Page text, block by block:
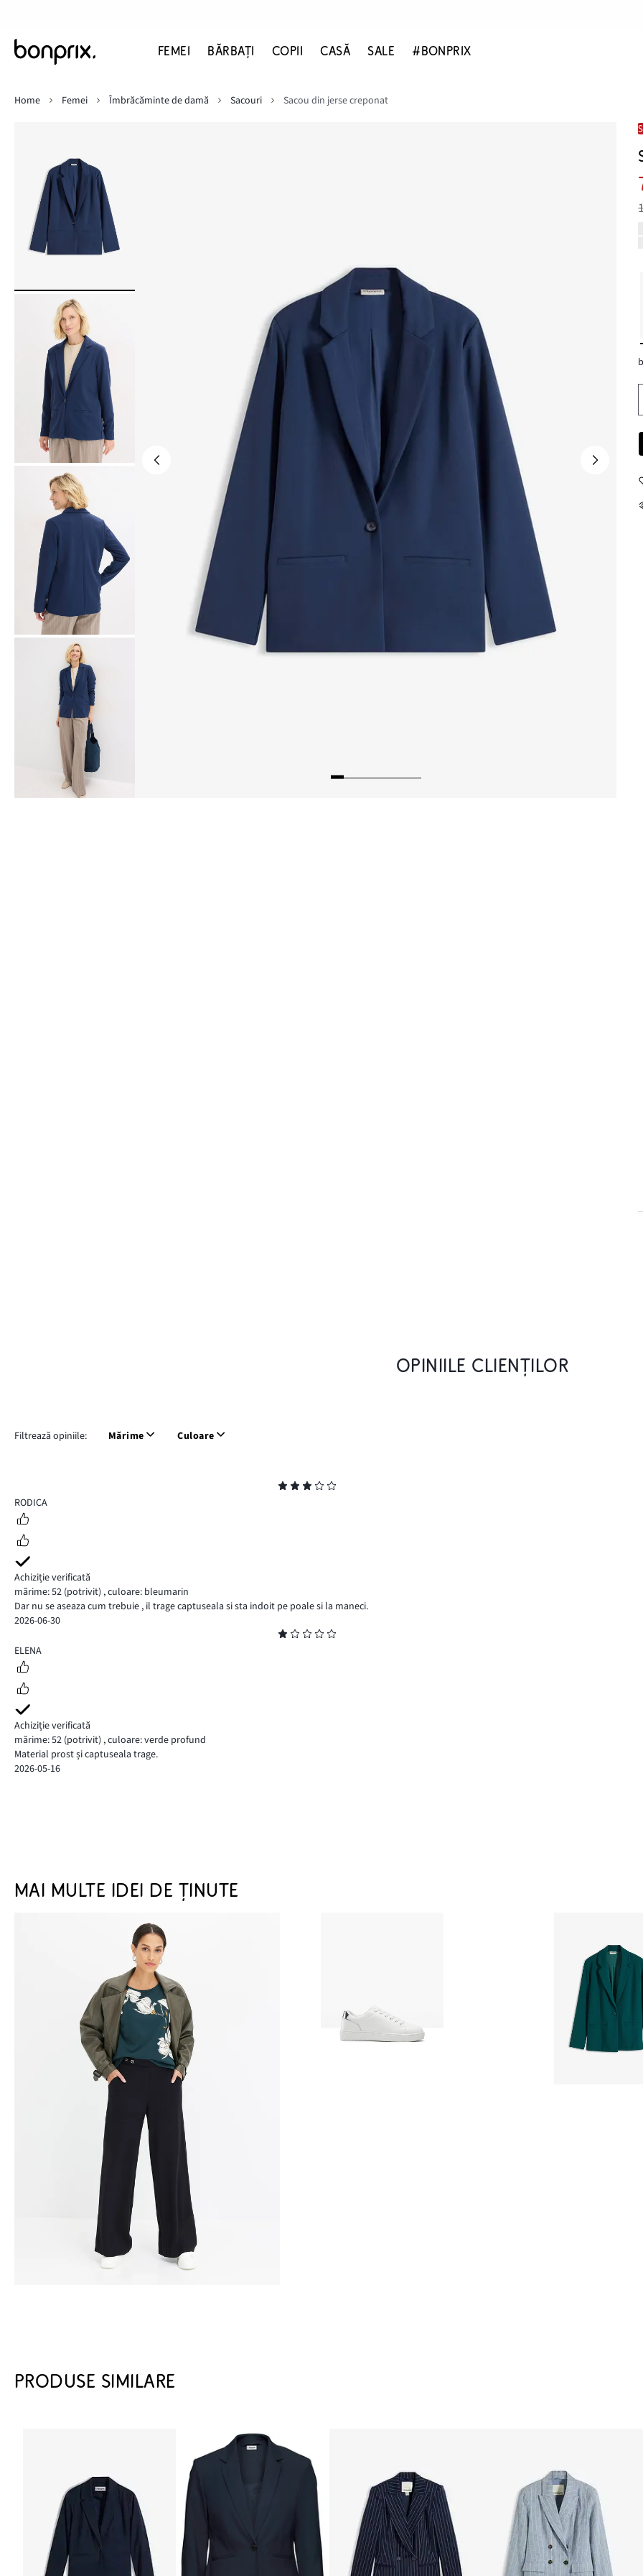
FEMEI BĂRBAŢI COPII CASĂ SALE #BONPRIX
Home
Femei Îmbrăcăminte de damă Sacouri Sacou din jerse creponat
OPINIILE CLIENȚILOR
Filtrează opiniile: Mărime Culoare
3
RODICA
Achiziție verificată
mărime: 52 (potrivit) ,culoare: bleumarin
Dar nu se aseaza cum trebuie , il trage captuseala si sta indoit pe poale si la maneci.
2026-06-30
1
ELENA
Achiziție verificată
mărime: 52 (potrivit) ,culoare: verde profund
Material prost și captuseala trage.
2026-05-16
MAI MULTE IDEI DE ȚINUTE
PRODUSE SIMILARE